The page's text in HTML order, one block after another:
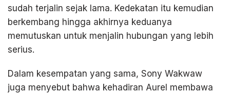
sudah terjalin sejak lama. Kedekatan itu kemudian
berkembang hingga akhirnya keduanya
memutuskan untuk menjalin hubungan yang lebih
serius.
Dalam kesempatan yang sama, Sony Wakwaw
juga menyebut bahwa kehadiran Aurel membawa